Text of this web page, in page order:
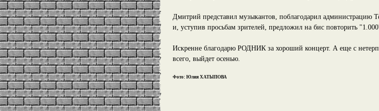
Дмитрий представил музыкантов, поблагодарил администрацию
и, уступив просьбам зрителей, предложил на бис повторить
Искренне благодарю РОДНИК за хороший концерт. А еще с
всего, выйдет осенью.
Фото: Юлия ХАТЫПОВА